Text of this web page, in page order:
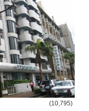
(10,795)